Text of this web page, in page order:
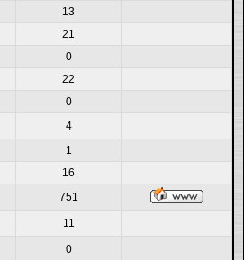
13
21
0
22
0
4
1
16
751
11
0